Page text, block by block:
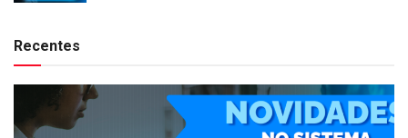
Recentes